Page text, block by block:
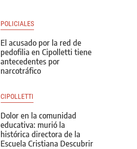
POLICIALES
El acusado por la red de
pedofilia en Cipolletti tiene
antecedentes por
narcotráfico
CIPOLLETTI
Dolor en la comunidad
educativa: murió la
histórica directora de la
Escuela Cristiana Descubrir